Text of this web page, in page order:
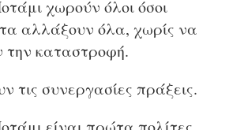
χωρούν όλοι όσοι
αλλάξουν όλα, χωρίς να
την καταστροφή.
τις συνεργασίες πράξεις.